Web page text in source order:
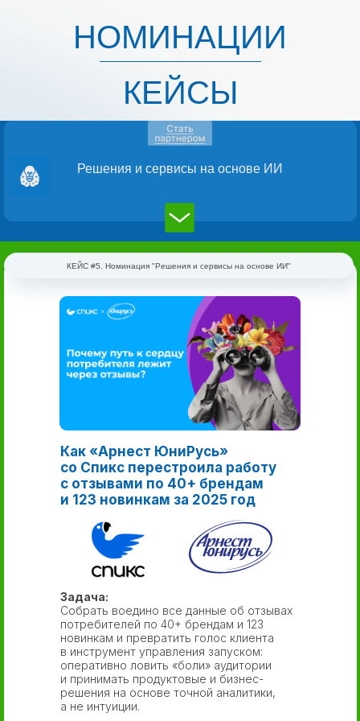
КЕЙСЫ
НОМИНАЦИИ
Решения и сервисы на основе ИИ
Задача:
Собрать воедино все данные об отзывах
потребителей по 40+ брендам и 123
новинкам и превратить голос клиента
в инструмент управления запуском:
оперативно ловить «боли» аудитории
и принимать продуктовые и бизнес-
решения на основе точной аналитики,
а не интуиции.
КЕЙС #5. Номинация "Решения и сервисы на основе ИИ"
Как «Арнест ЮниРусь»
со Спикс перестроила работу
с отзывами по 40+ брендам
и 123 новинкам за 2025 год